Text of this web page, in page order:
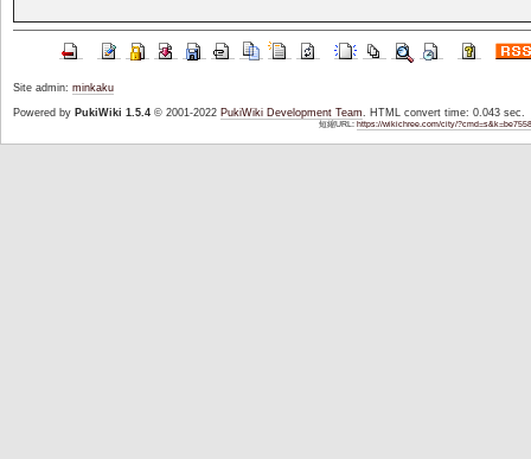
Site admin: minkaku
Powered by PukiWiki 1.5.4© 2001-2022 PukiWiki Development Team . HTML convert time: 0.043 sec.
短縮URL:https://wikichree.com/city/